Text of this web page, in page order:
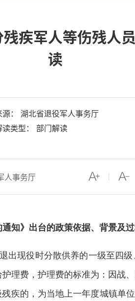
残疾军人等伤残人
读
源： 湖北省退役军人事务厅
读类型： 部门解读
人事务厅
知》出台的政策依据、背景及
出现役时分散供养的一级至四
理费，护理费的标准为：因战
疾的，为当地上一年度城镇单